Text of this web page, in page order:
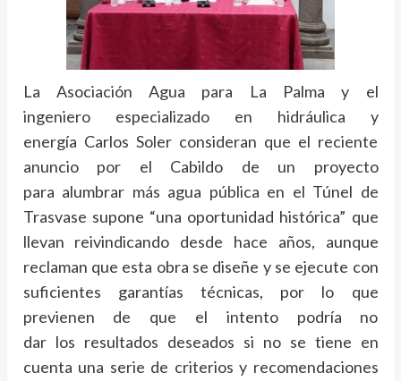
La Asociación Agua para La Palma y el
ingeniero especializado en hidráulica y
energía Carlos Soler consideran que el reciente
anuncio por el Cabildo de un proyecto
para alumbrar más agua pública en el Túnel de
Trasvase supone “una oportunidad histórica” que
llevan reivindicando desde hace años, aunque
reclaman que esta obra se diseñe y se ejecute con
suficientes garantías técnicas, por lo que
previenen de que el intento podría no
dar los resultados deseados si no se tiene en
cuenta una serie de criterios y recomendaciones